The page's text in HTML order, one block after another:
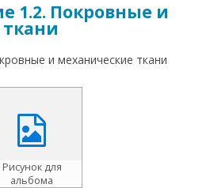
1.2. Покровные и
и механические ткани
Рисунок для
альбома